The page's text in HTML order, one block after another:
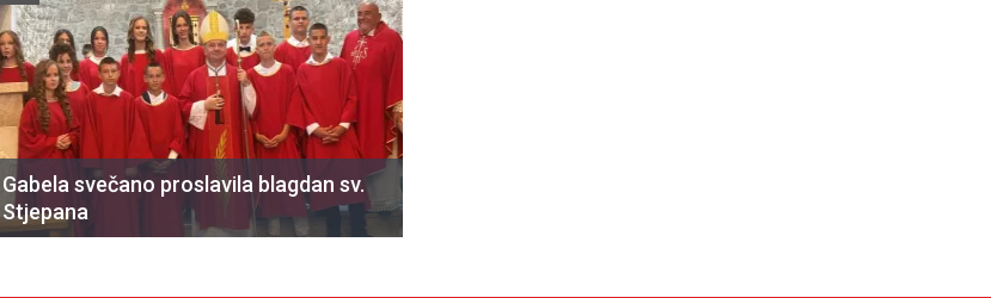
Gabela svečano proslavila blagdan sv.
Stjepana